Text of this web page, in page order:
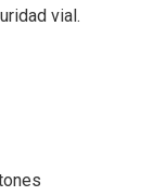
vial.